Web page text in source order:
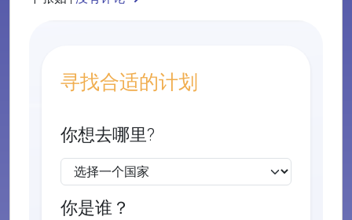
寻找合适的计划
你想去哪里?
你是谁？